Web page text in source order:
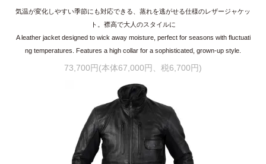
気温が変化しやすい季節にも対応できる、蒸れを逃がせる仕様のレザージャケッ
ト。襟高で大人のスタイルに
A leather jacket designed to wick away moisture, perfect for seasons with fluctuati
ng temperatures. Features a high collar for a sophisticated, grown-up style.
73,700円(本体67,000円、税6,700円)